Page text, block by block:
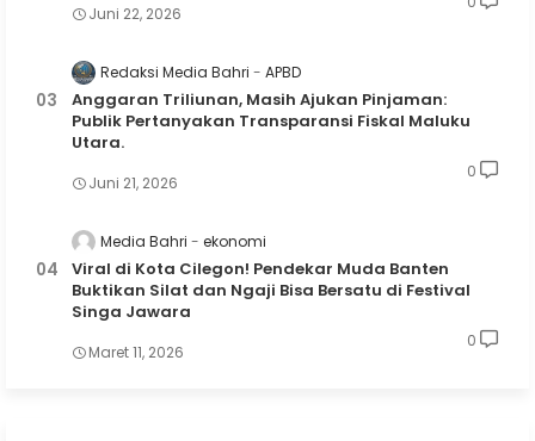
Juni 22, 2026
Redaksi Media Bahri APBD
Anggaran Triliunan, Masih Ajukan Pinjaman:
Publik Pertanyakan Transparansi Fiskal Maluku
Utara.
Juni 21, 2026
0
Media Bahri ekonomi
Viral di Kota Cilegon! Pendekar Muda Banten
Buktikan Silat dan Ngaji Bisa Bersatu di Festival
Singa Jawara
Maret 11, 2026
0